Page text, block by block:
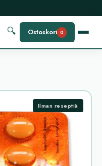
🔍 Ostoskori 0
Ilman reseptiä